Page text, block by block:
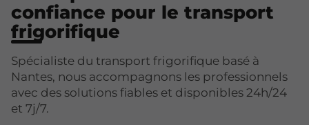
confiance pour le transport
frigorifique
Spécialiste du transport frigorifique basé à
Nantes, nous accompagnons les professionnels
avec des solutions fiables et disponibles 24h/24
et 7j/7.